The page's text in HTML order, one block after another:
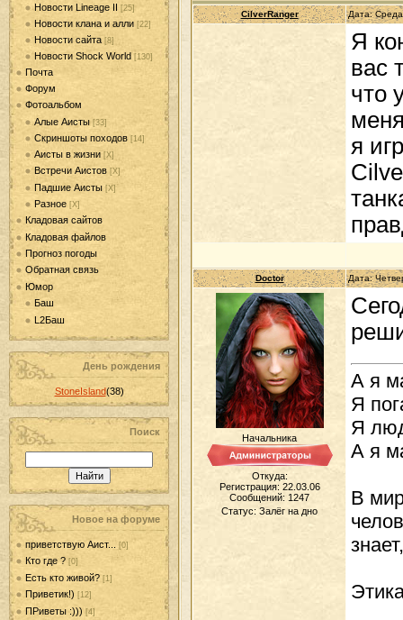
Новости Lineage II [25]
Новости клана и алли [22]
Новости сайта [8]
Новости Shock World [130]
Почта
Форум
Фотоальбом
Алые Аисты [33]
Скриншоты походов [14]
Аисты в жизни [Х]
Встречи Аистов [Х]
Падшие Аисты [Х]
Разное [Х]
Кладовая сайтов
Кладовая файлов
Прогноз погоды
Обратная связь
Юмор
Баш
L2Баш
День рождения
StoneIsland(38)
Поиск
Новое на форуме
приветствую Аист... [0]
Кто где ? [0]
Есть кто живой? [1]
Приветик!) [12]
ПРиветы :))) [4]
CilverRanger Дата:
Я
вас
что
я
Doctor Дата:
Начальника
Откуда:
Регистрация: 22.03.06
Сообщений: 1247
Статус: Залёг на дно
А я
Я
Я
А я
В